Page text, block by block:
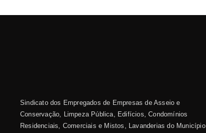
Sindicato dos Empregados de Empresas de Asseio e
Conservação, Limpeza Pública, Edifícios, Condomínios
Residenciais, Comerciais e Mistos, Lavanderias do Município